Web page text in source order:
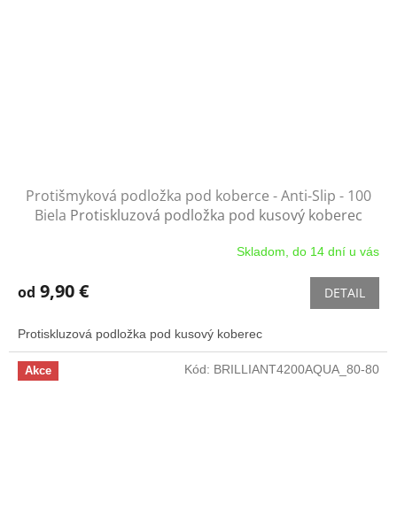
Protišmyková podložka pod koberce - Anti-Slip - 100
Biela Protiskluzová podložka pod kusový koberec
Skladom, do 14 dní u vás
od 9,90 € DETAIL
Protiskluzová podložka pod kusový koberec
Akce Kód: BRILLIANT4200AQUA_80-80